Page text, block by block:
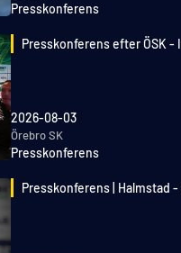
Presskonferens
Presskonferens efter ÖSK -
2026-08-03
Örebro SK
Presskonferens
Presskonferens | Halmstad